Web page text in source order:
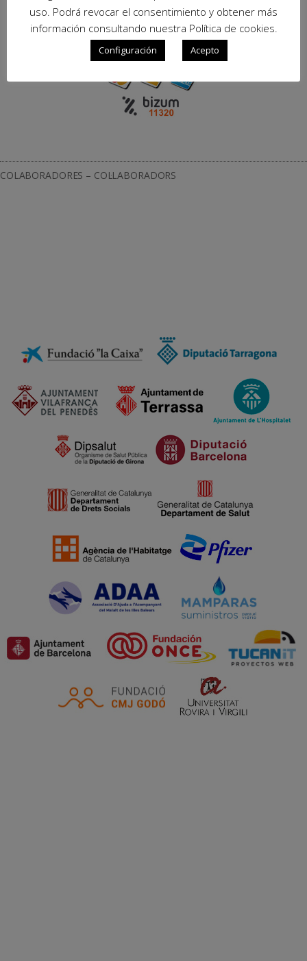
COLABORADORES – COL·LABORADORS
uso. Podrá revocar el consentimiento y obtener más
información consultando nuestra Política de cookies.
Configuración Acepto